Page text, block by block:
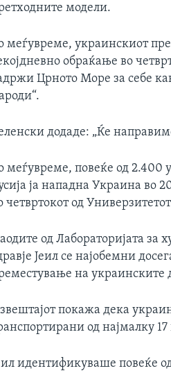
модели.
меѓувреме, украинскиот
обраќање во
Црното Море за себе
додаде: „Ќе
меѓувреме, повеќе од 2.400
ја нападна Украина во
четвртокот од
од Лабораторијата за
Јеил се најобемни
на украинските
покажа дека
од најмалку
идентификуваше повеќе